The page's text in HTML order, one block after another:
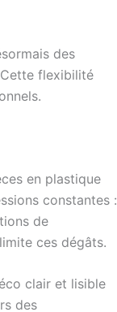
des
flexibilité
en plastique
constantes :
de
ces dégâts.
clair et lisible
des